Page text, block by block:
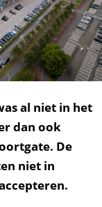
al niet in het
dan ook
De
niet in